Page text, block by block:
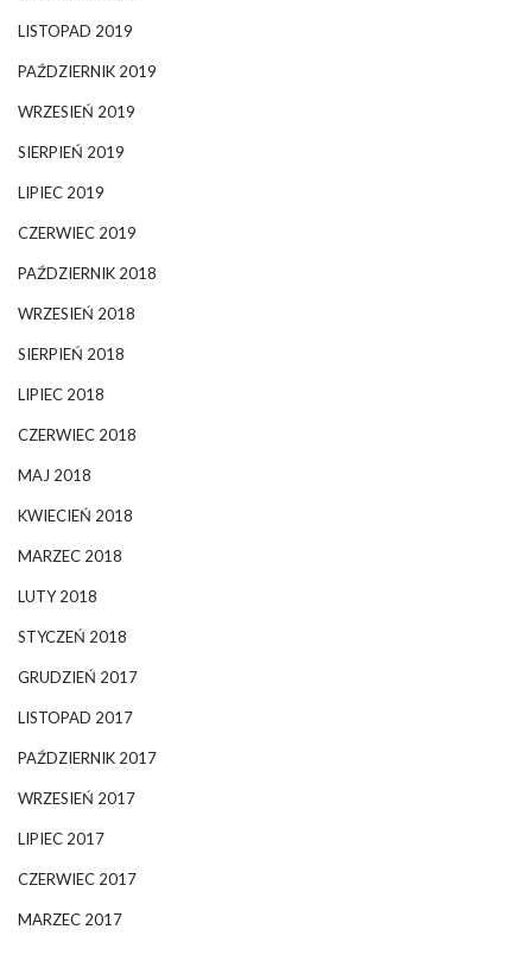
LISTOPAD 2019
PAŹDZIERNIK 2019
WRZESIEŃ 2019
SIERPIEŃ 2019
LIPIEC 2019
CZERWIEC 2019
PAŹDZIERNIK 2018
WRZESIEŃ 2018
SIERPIEŃ 2018
LIPIEC 2018
CZERWIEC 2018
MAJ 2018
KWIECIEŃ 2018
MARZEC 2018
LUTY 2018
STYCZEŃ 2018
GRUDZIEŃ 2017
LISTOPAD 2017
PAŹDZIERNIK 2017
WRZESIEŃ 2017
LIPIEC 2017
CZERWIEC 2017
MARZEC 2017